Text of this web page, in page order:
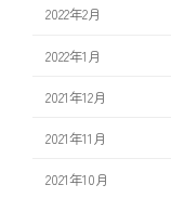
2022年2月
2022年1月
2021年12月
2021年11月
2021年10月